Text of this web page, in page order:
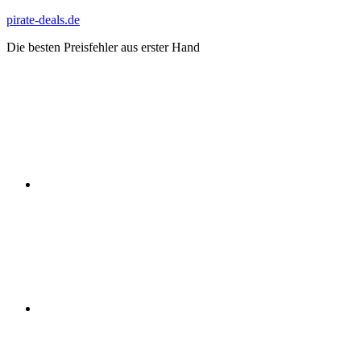
Zum
springen
pirate-deals.de
Die besten Preisfehler aus erster Hand